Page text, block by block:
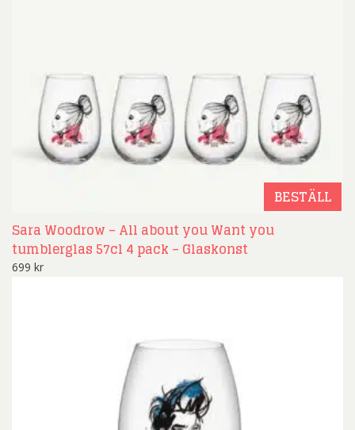
BESTÄLL
Sara Woodrow – All about you Want you
tumblerglas 57cl 4 pack – Glaskonst
699 kr